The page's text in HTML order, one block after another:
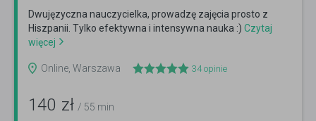
Dwujęzyczna nauczycielka, prowadzę zajęcia prosto z
Hiszpanii. Tylko efektywna i intensywna nauka :) Czytaj
więcej
Online, Warszawa 34opinie
140 zł / 55 min